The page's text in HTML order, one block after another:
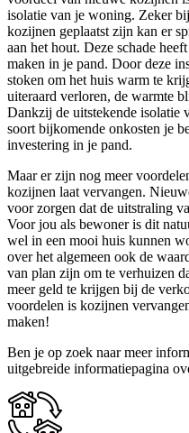
isolatie van je woning. Zeker
kozijnen geplaatst zijn kan er
aan het hout. Deze schade
maken in je pand. Door deze
stoken om het huis warm te
uiteraard verloren, de warmte
Dankzij de uitstekende isolatie
soort bijkomende onkosten je
investering in je pand.
Maar er zijn nog meer
kozijnen laat vervangen.
voor zorgen dat de uitstraling
Voor jou als bewoner is dit
wel in een mooi huis kunnen
over het algemeen ook de
van plan zijn om te verhuizen
meer geld te krijgen bij de
voordelen is kozijnen
maken!
Ben je op zoek naar meer
uitgebreide informatiepagina